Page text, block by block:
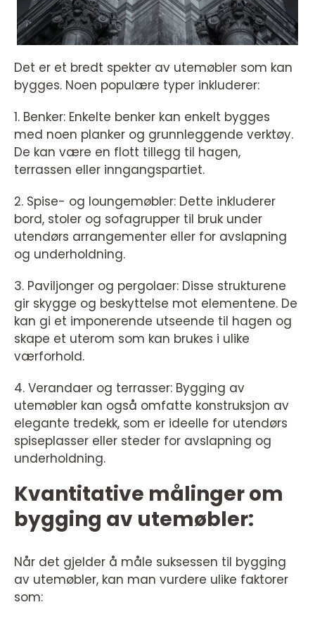
Det er et bredt spekter av utemøbler som kan
bygges. Noen populære typer inkluderer:
1. Benker: Enkelte benker kan enkelt bygges
med noen planker og grunnleggende verktøy.
De kan være en flott tillegg til hagen,
terrassen eller inngangspartiet.
2. Spise- og loungemøbler: Dette inkluderer
bord, stoler og sofagrupper til bruk under
utendørs arrangementer eller for avslapning
og underholdning.
3. Paviljonger og pergolaer: Disse strukturene
gir skygge og beskyttelse mot elementene. De
kan gi et imponerende utseende til hagen og
skape et uterom som kan brukes i ulike
værforhold.
4. Verandaer og terrasser: Bygging av
utemøbler kan også omfatte konstruksjon av
elegante tredekk, som er ideelle for utendørs
spiseplasser eller steder for avslapning og
underholdning.
Kvantitative målinger om
bygging av utemøbler:
Når det gjelder å måle suksessen til bygging
av utemøbler, kan man vurdere ulike faktorer
som: